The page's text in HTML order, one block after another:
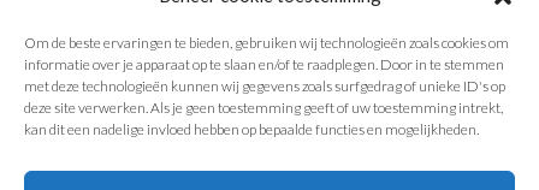
Om de beste ervaringen te bieden, gebruiken wij technologieën zoals cookies om
informatie over je apparaat op te slaan en/of te raadplegen. Door in te stemmen
met deze technologieën kunnen wij gegevens zoals surfgedrag of unieke ID's op
deze site verwerken. Als je geen toestemming geeft of uw toestemming intrekt,
kan dit een nadelige invloed hebben op bepaalde functies en mogelijkheden.